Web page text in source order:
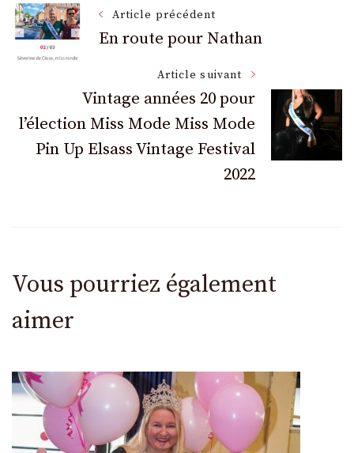
Navigation
des
articles
Article précédent
En route pour Nathan
Article suivant
Vintage années 20 pour
l’élection Miss Mode Miss Mode
Pin Up Elsass Vintage Festival
2022
Vous pourriez également
aimer